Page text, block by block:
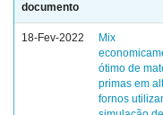
documento
18-Fev-2022
Mix
ótimo de
primas em
fornos